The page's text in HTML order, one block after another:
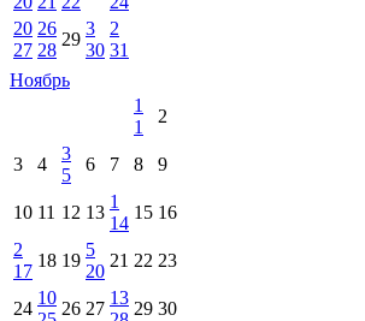
20
27
26
28
29
3
30
2
31
Ноябрь
1
1
2
3 4
3
5
6 7 8 9
10 11 12 13
1
14
15 16
2
17
18 19
5
20
21 22 23
24
10
26 27
13
29 30